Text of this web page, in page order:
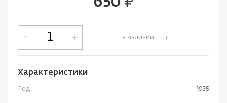
руб.
в наличии 1 шт.
- +
Характеристики
Год 1935